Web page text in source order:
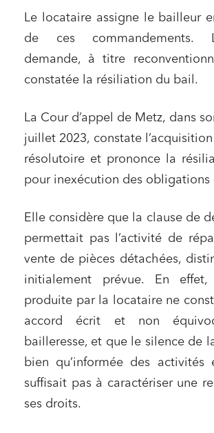
Le locataire assigne le bailleur
de ces commandements.
demande, à titre
constatée la résiliation du bail.
La Cour d’appel de Metz, dans
juillet 2023, constate
résolutoire et prononce la
pour inexécution des obligations
Elle considère que la clause de
permettait pas l’activité de
vente de pièces détachées,
initialement prévue. En effet,
produite par la locataire ne
accord écrit et non
bailleresse, et que le silence de
bien qu’informée des activités
suffisait pas à caractériser une
ses droits.